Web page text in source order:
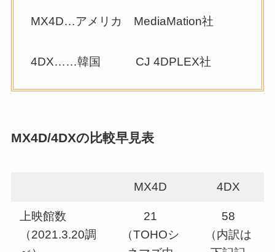
MX4D…アメリカ MediaMation社
4DX……韓国 CJ 4DPLEX社
MX4D/4DXの比較早見表
MX4D 4DX
上映館数
（2021.3.20調
21
（TOHOシ
58
（内訳は